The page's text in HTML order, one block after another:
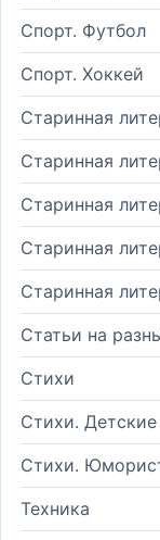
Спорт. Футбол
Спорт. Хоккей
Старинная
Старинная
Старинная
Старинная
Старинная
Статьи на
Стихи
Стихи. Детские
Стихи.
Техника